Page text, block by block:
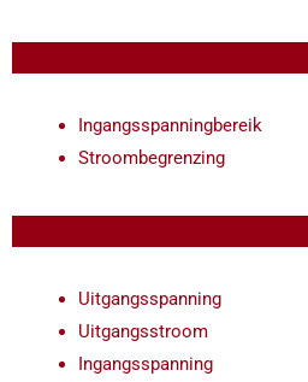
Ingangsspanningbereik
Stroombegrenzing
Uitgangsspanning
Uitgangsstroom
Ingangsspanning